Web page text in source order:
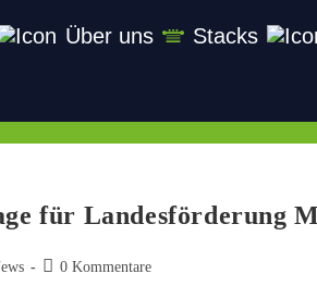
Über uns Stacks
für Landesförderung
0 Kommentare